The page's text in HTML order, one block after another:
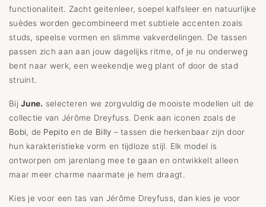
functionaliteit. Zacht geitenleer, soepel kalfsleer en natuurlijke
suèdes worden gecombineerd met subtiele accenten zoals
studs, speelse vormen en slimme vakverdelingen. De tassen
passen zich aan aan jouw dagelijks ritme, of je nu onderweg
bent naar werk, een weekendje weg plant of door de stad
struint.
BijJune. selecteren we zorgvuldig de mooiste modellen uit de
collectie van Jérôme Dreyfuss. Denk aan iconen zoals de
Bobi, de Pepito en de Billy – tassen die herkenbaar zijn door
hun karakteristieke vorm en tijdloze stijl. Elk model is
ontworpen om jarenlang mee te gaan en ontwikkelt alleen
maar meer charme naarmate je hem draagt.
Kies je voor een tas van Jérôme Dreyfuss, dan kies je voor